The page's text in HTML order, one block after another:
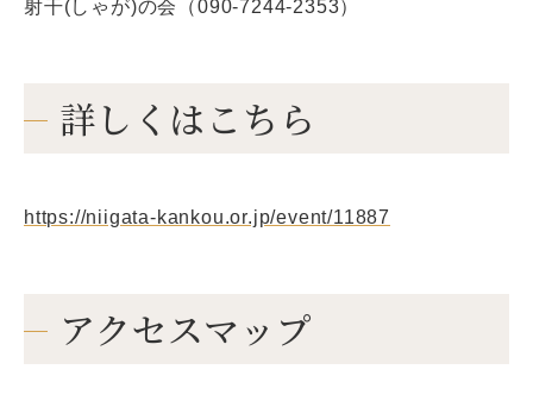
射干(しゃが)の会（090-7244-2353）
詳しくはこちら
https://niigata-kankou.or.jp/event/11887
アクセスマップ